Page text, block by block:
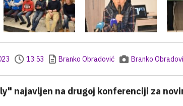
13:53 Branko Obradović Branko
najavljen na drugoj konferenciji za